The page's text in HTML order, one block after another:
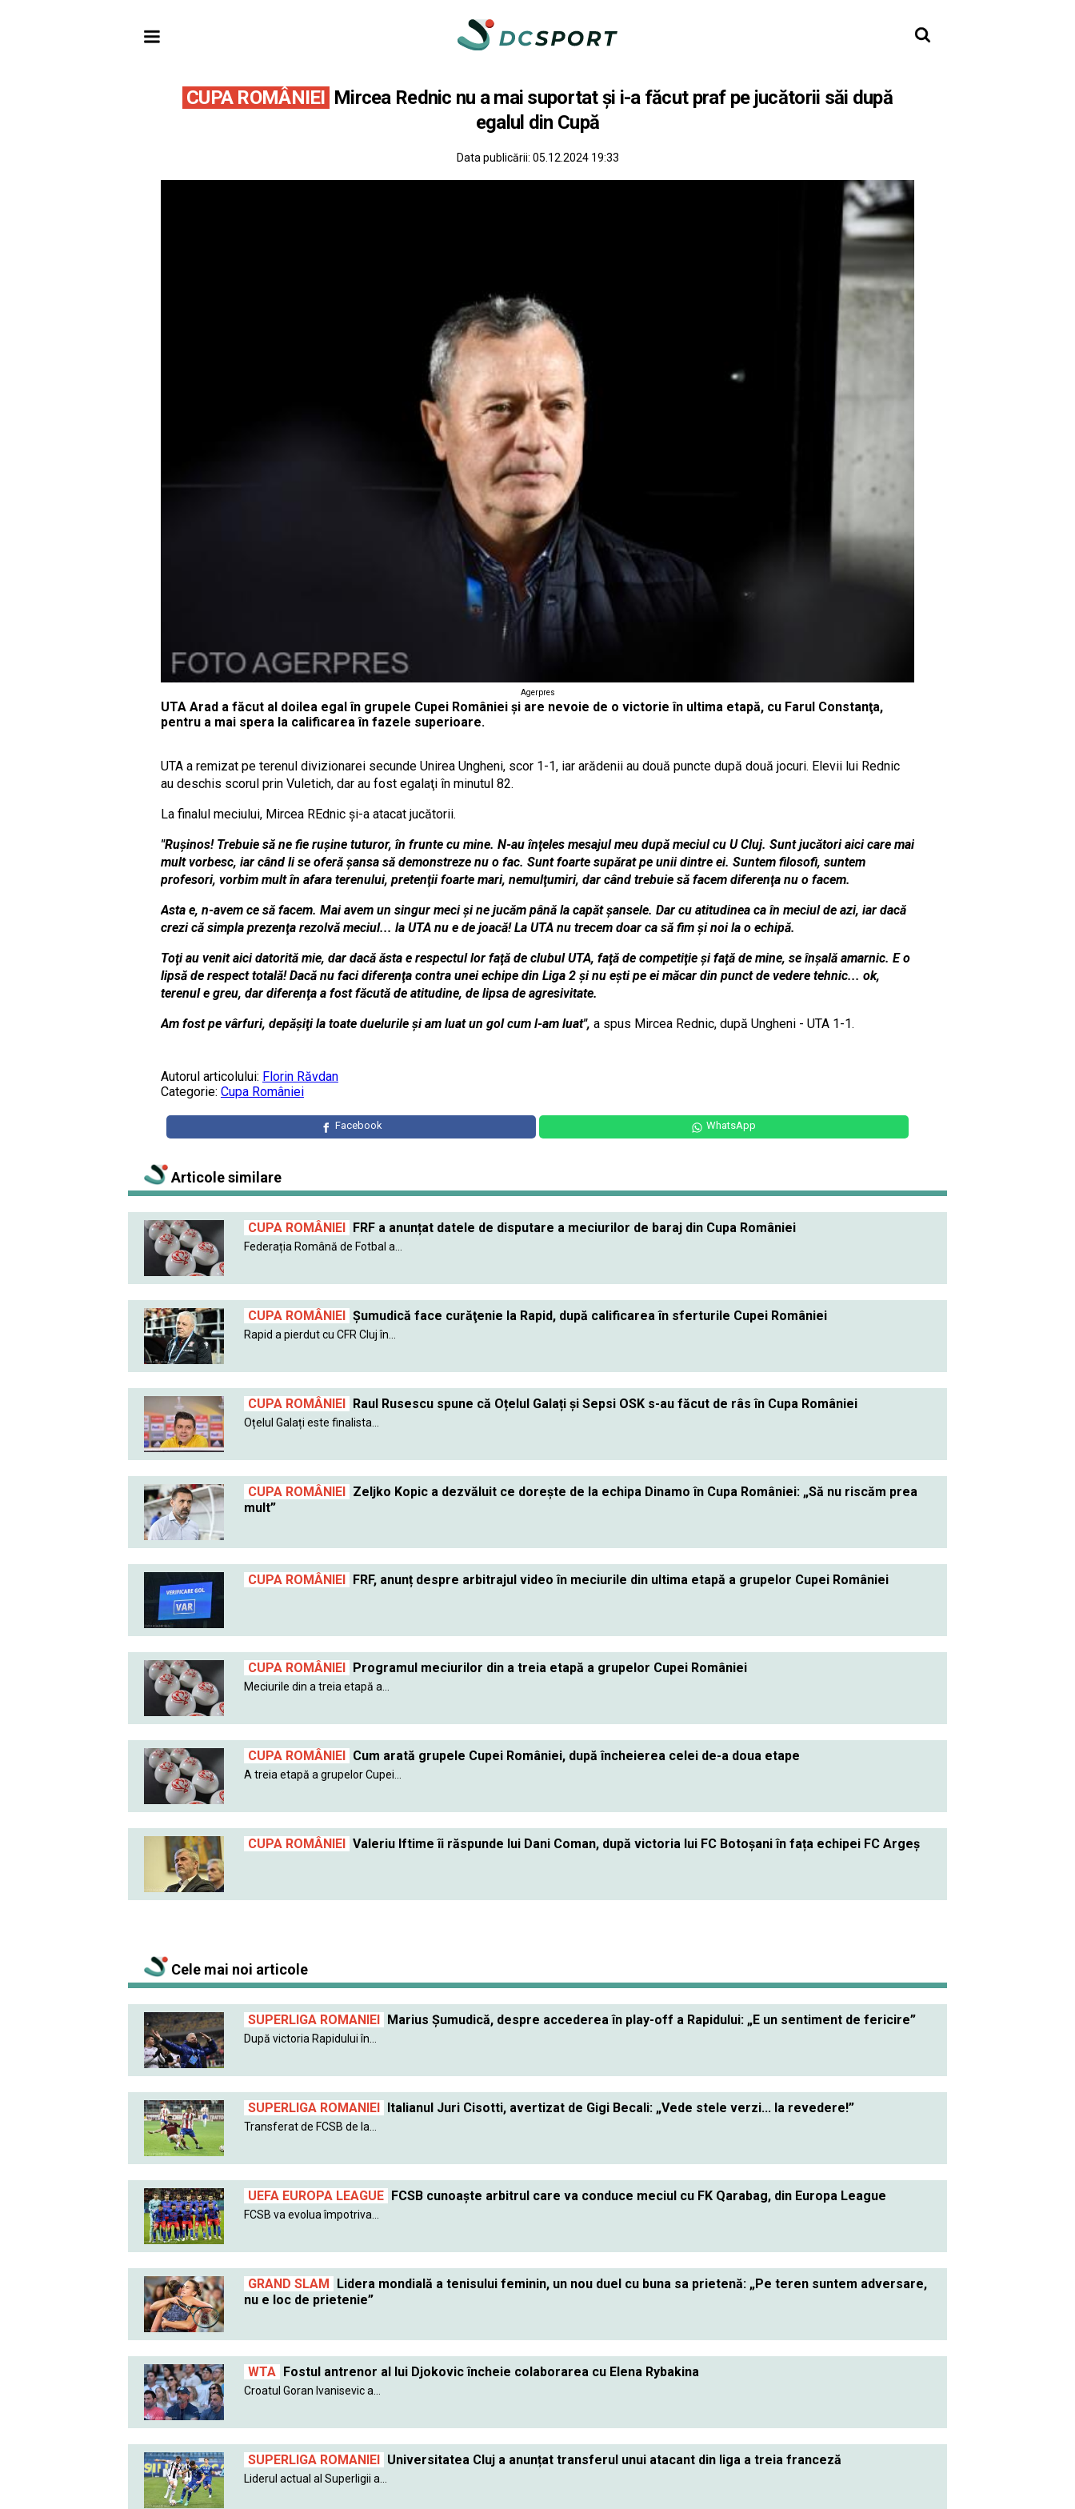
CUPA ROMÂNIEI Mircea Rednic nu a mai suportat şi i-a făcut praf pe jucătorii săi după
egalul din Cupă
Data publicării: 05.12.2024 19:33
Agerpres
UTA Arad a făcut al doilea egal în grupele Cupei României şi are nevoie de o victorie în ultima etapă, cu Farul Constanţa,
pentru a mai spera la calificarea în fazele superioare.
UTA a remizat pe terenul divizionarei secunde Unirea Ungheni, scor 1-1, iar arădenii au două puncte după două jocuri. Elevii lui Rednic
au deschis scorul prin Vuletich, dar au fost egalaţi în minutul 82.
La finalul meciului, Mircea REdnic şi-a atacat jucătorii.
"Ruşinos! Trebuie să ne fie ruşine tuturor, în frunte cu mine. N-au înţeles mesajul meu după meciul cu U Cluj. Sunt jucători aici care mai
mult vorbesc, iar când li se oferă şansa să demonstreze nu o fac. Sunt foarte supărat pe unii dintre ei. Suntem filosofi, suntem
profesori, vorbim mult în afara terenului, pretenţii foarte mari, nemulţumiri, dar când trebuie să facem diferenţa nu o facem.
Asta e, n-avem ce să facem. Mai avem un singur meci şi ne jucăm până la capăt şansele. Dar cu atitudinea ca în meciul de azi, iar dacă
crezi că simpla prezenţa rezolvă meciul... la UTA nu e de joacă! La UTA nu trecem doar ca să fim şi noi la o echipă.
Toţi au venit aici datorită mie, dar dacă ăsta e respectul lor faţă de clubul UTA, faţă de competiţie şi faţă de mine, se înşală amarnic. E o
lipsă de respect totală! Dacă nu faci diferenţa contra unei echipe din Liga 2 şi nu eşti pe ei măcar din punct de vedere tehnic... ok,
terenul e greu, dar diferenţa a fost făcută de atitudine, de lipsa de agresivitate.
Am fost pe vârfuri, depăşiţi la toate duelurile şi am luat un gol cum l-am luat", a spus Mircea Rednic, după Ungheni - UTA 1-1.
Autorul articolului: Florin Răvdan
Categorie: Cupa României
Facebook WhatsApp
Articole similare
CUPA ROMÂNIEI FRF a anunțat datele de disputare a meciurilor de baraj din Cupa României
Federația Română de Fotbal a...
CUPA ROMÂNIEI Şumudică face curăţenie la Rapid, după calificarea în sferturile Cupei României
Rapid a pierdut cu CFR Cluj în...
CUPA ROMÂNIEI Raul Rusescu spune că Oțelul Galați și Sepsi OSK s-au făcut de râs în Cupa României
Oțelul Galați este finalista...
CUPA ROMÂNIEI Zeljko Kopic a dezvăluit ce dorește de la echipa Dinamo în Cupa României: „Să nu riscăm prea
mult”
CUPA ROMÂNIEI FRF, anunț despre arbitrajul video în meciurile din ultima etapă a grupelor Cupei României
CUPA ROMÂNIEI Programul meciurilor din a treia etapă a grupelor Cupei României
Meciurile din a treia etapă a...
CUPA ROMÂNIEI Cum arată grupele Cupei României, după încheierea celei de-a doua etape
A treia etapă a grupelor Cupei...
CUPA ROMÂNIEI Valeriu Iftime îi răspunde lui Dani Coman, după victoria lui FC Botoșani în fața echipei FC Argeș
Cele mai noi articole
SUPERLIGA ROMANIEI Marius Șumudică, despre accederea în play-off a Rapidului: „E un sentiment de fericire”
După victoria Rapidului în...
SUPERLIGA ROMANIEI Italianul Juri Cisotti, avertizat de Gigi Becali: „Vede stele verzi... la revedere!”
Transferat de FCSB de la...
UEFA EUROPA LEAGUE FCSB cunoaște arbitrul care va conduce meciul cu FK Qarabag, din Europa League
FCSB va evolua împotriva...
GRAND SLAM Lidera mondială a tenisului feminin, un nou duel cu buna sa prietenă: „Pe teren suntem adversare,
nu e loc de prietenie”
WTA Fostul antrenor al lui Djokovic încheie colaborarea cu Elena Rybakina
Croatul Goran Ivanisevic a...
SUPERLIGA ROMANIEI Universitatea Cluj a anunțat transferul unui atacant din liga a treia franceză
Liderul actual al Superligii a...